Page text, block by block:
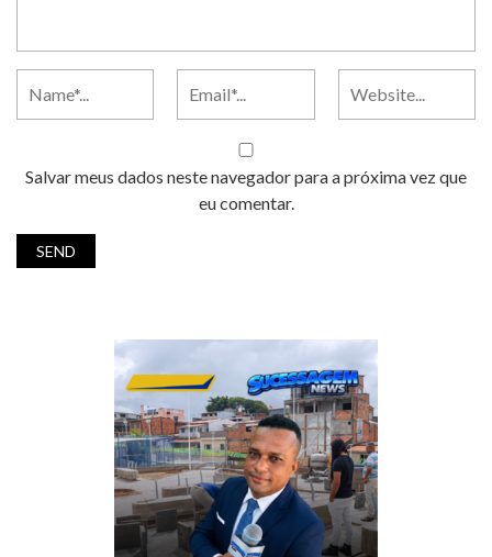
Salvar meus dados neste navegador para a próxima vez que
eu comentar.